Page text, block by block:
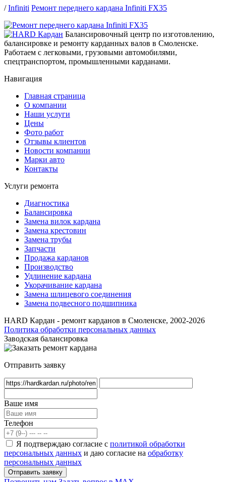
/Infiniti Ремонт переднего кардана Infiniti FX35
Балансировочный центр по изготовлению,
балансировке и ремонту карданных валов в Смоленске.
Работаем с легковыми, грузовыми автомобилями,
спецтранспортом, промышленными карданами.
Навигация
Главная страница
О компании
Наши услуги
Цены
Фото работ
Отзывы клиентов
Новости компании
Марки авто
Контакты
Услуги ремонта
Диагностика
Балансировка
Замена вилок кардана
Замена крестовин
Замена трубы
Запчасти
Продажа карданов
Производство
Удлинение кардана
Укорачивание кардана
Замена шлицевого соединения
Замена подвесного подшипника
HARD Кардан - ремонт карданов в Смоленске, 2002-2026
Политика обработки персональных данных
Заводская балансировка
Отправить заявку
Ваше имя
Телефон
Я подтверждаю согласие с политикой обработки
персональных данных и даю согласие на обработку
персональных данных